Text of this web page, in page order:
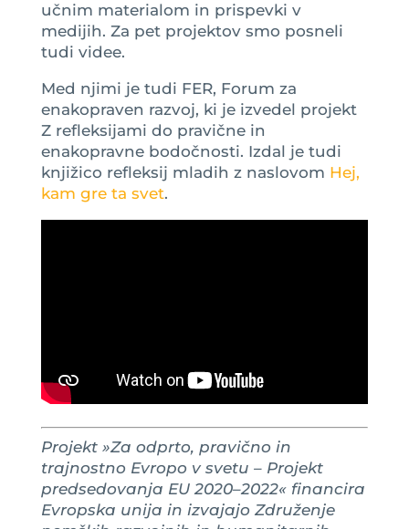
učnim materialom in prispevki v
medijih. Za pet projektov smo posneli
tudi videe.
Med njimi je tudi FER, Forum za
enakopraven razvoj, ki je izvedel projekt
Z refleksijami do pravične in
enakopravne bodočnosti. Izdal je tudi
knjižico refleksij mladih z naslovom Hej,
kam gre ta svet.
Projekt »Za odprto, pravično in
trajnostno Evropo v svetu – Projekt
predsedovanja EU 2020–2022« financira
Evropska unija in izvajajo Združenje